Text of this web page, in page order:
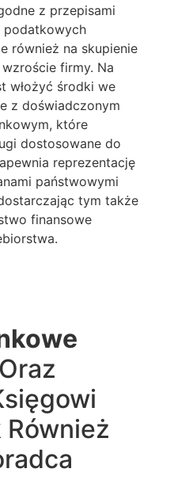
z przepisami
podatkowych
również na skupienie
firmy. Na
włożyć środki we
z doświadczonym
które
dostosowane do
reprezentację
państwowymi
tym także
finansowe
Oraz